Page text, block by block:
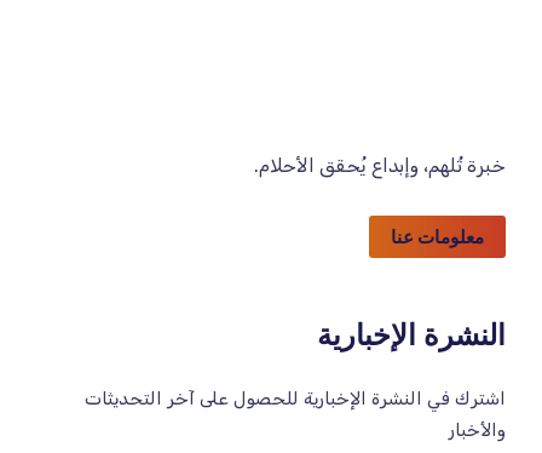
خبرة تُلهم، وإبداع يُحقق الأحلام.
معلومات عنا
النشرة الإخبارية
اشترك في النشرة الإخبارية للحصول على آخر التحديثات
والأخبار